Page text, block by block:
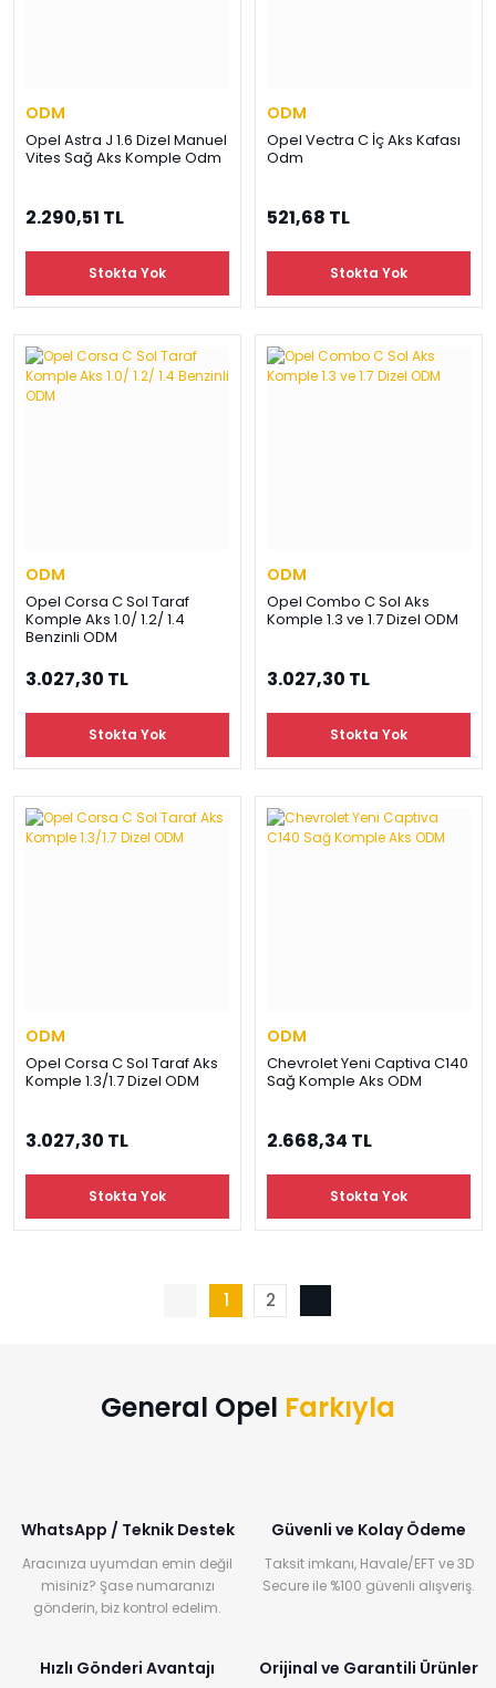
ODM
Opel Astra J 1.6 Dizel Manuel
Vites Sağ Aks Komple Odm
2.290,51 TL
Stokta Yok
ODM
Opel Vectra C İç Aks Kafası
Odm
521,68 TL
Stokta Yok
ODM
Opel Corsa C Sol Taraf
Komple Aks 1.0/ 1.2/ 1.4
Benzinli ODM
3.027,30 TL
Stokta Yok
ODM
Opel Combo C Sol Aks
Komple 1.3 ve 1.7 Dizel ODM
3.027,30 TL
Stokta Yok
ODM
Opel Corsa C Sol Taraf Aks
Komple 1.3/1.7 Dizel ODM
3.027,30 TL
Stokta Yok
ODM
Chevrolet Yeni Captiva C140
Sağ Komple Aks ODM
2.668,34 TL
Stokta Yok
1 2
General Opel Farkıyla
WhatsApp / Teknik Destek
Aracınıza uyumdan emin değil
misiniz? Şase numaranızı
gönderin, biz kontrol edelim.
Güvenli ve Kolay Ödeme
Taksit imkanı, Havale/EFT ve 3D
Secure ile %100 güvenli alışveriş.
Hızlı Gönderi Avantajı Orijinal ve Garantili Ürünler